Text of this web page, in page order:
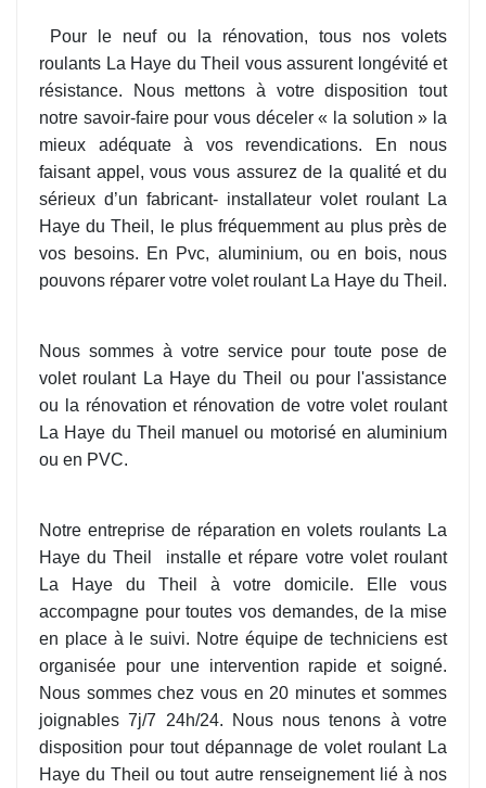
Pour le neuf ou la rénovation, tous nos volets
roulants La Haye du Theil vous assurent longévité et
résistance. Nous mettons à votre disposition tout
notre savoir-faire pour vous déceler « la solution » la
mieux adéquate à vos revendications. En nous
faisant appel, vous vous assurez de la qualité et du
sérieux d’un fabricant- installateur volet roulant La
Haye du Theil, le plus fréquemment au plus près de
vos besoins. En Pvc, aluminium, ou en bois, nous
pouvons réparer votre volet roulant La Haye du Theil.
Nous sommes à votre service pour toute pose de
volet roulant La Haye du Theil ou pour l'assistance
ou la rénovation et rénovation de votre volet roulant
La Haye du Theil manuel ou motorisé en aluminium
ou en PVC.
Notre entreprise de réparation en volets roulants La
Haye du Theil
installe et répare votre volet roulant
La Haye du Theil à votre domicile. Elle vous
accompagne pour toutes vos demandes, de la mise
en place à le suivi. Notre équipe de techniciens est
organisée pour une intervention rapide et soigné.
Nous sommes chez vous en 20 minutes et sommes
joignables 7j/7 24h/24. Nous nous tenons à votre
disposition pour tout dépannage de volet roulant La
Haye du Theil ou tout autre renseignement lié à nos